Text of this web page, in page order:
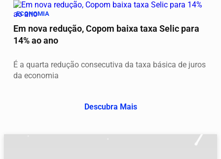
ECONOMIA
Em nova redução, Copom baixa taxa Selic para
14% ao ano
É a quarta redução consecutiva da taxa básica de juros
da economia
Descubra Mais